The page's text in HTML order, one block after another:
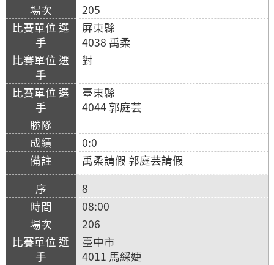
205
屏東縣
4038 禹柔
對
臺東縣
4044 郭庭芸
0:0
禹柔請假 郭庭芸請假
8
08:00
206
臺中市
4011 馬綵婕